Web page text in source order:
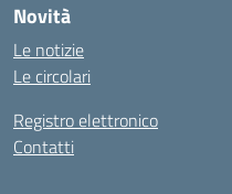
Novità
Le notizie
Le circolari
Registro elettronico
Contatti